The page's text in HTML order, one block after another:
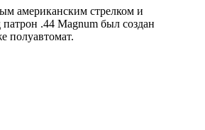
американским стрелком и
.44 Magnum был создан
полуавтомат.